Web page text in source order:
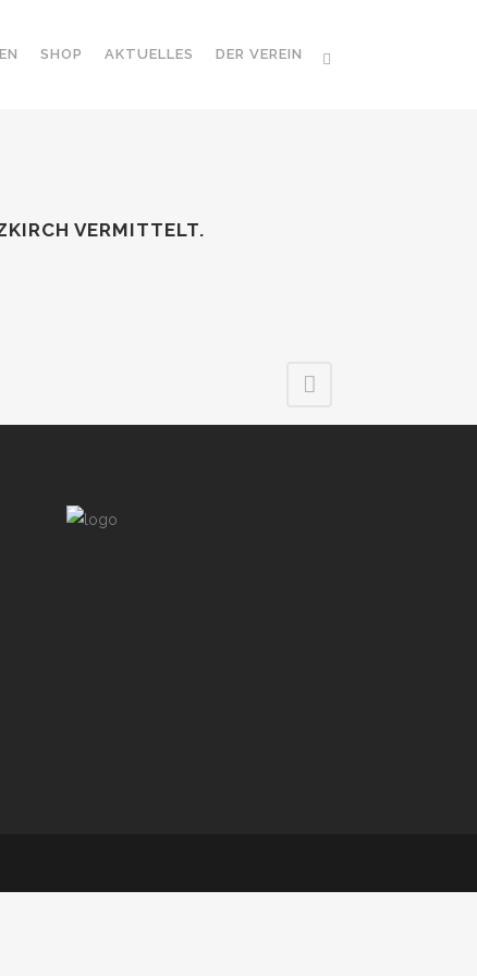
SHOP AKTUELLES DER VEREIN
VERMITTELT.